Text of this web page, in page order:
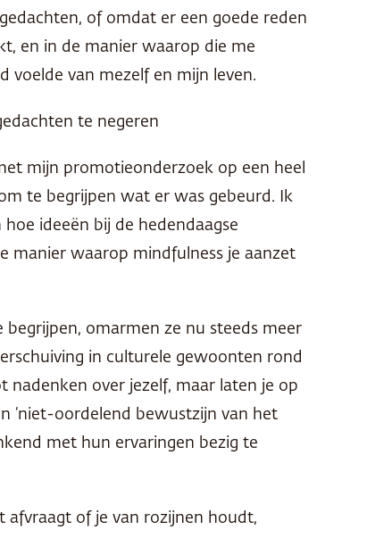
of omdat er een goede reden
en in de manier waarop die me
voelde van mezelf en mijn leven.
te negeren
mijn promotieonderzoek op een heel
te begrijpen wat er was gebeurd. Ik
ideeën bij de hedendaagse
manier waarop mindfulness je aanzet
omarmen ze nu steeds meer
in culturele gewoonten rond
nadenken over jezelf, maar laten je op
‘niet-oordelend bewustzijn van het
met hun ervaringen bezig te
afvraagt of je van rozijnen houdt,